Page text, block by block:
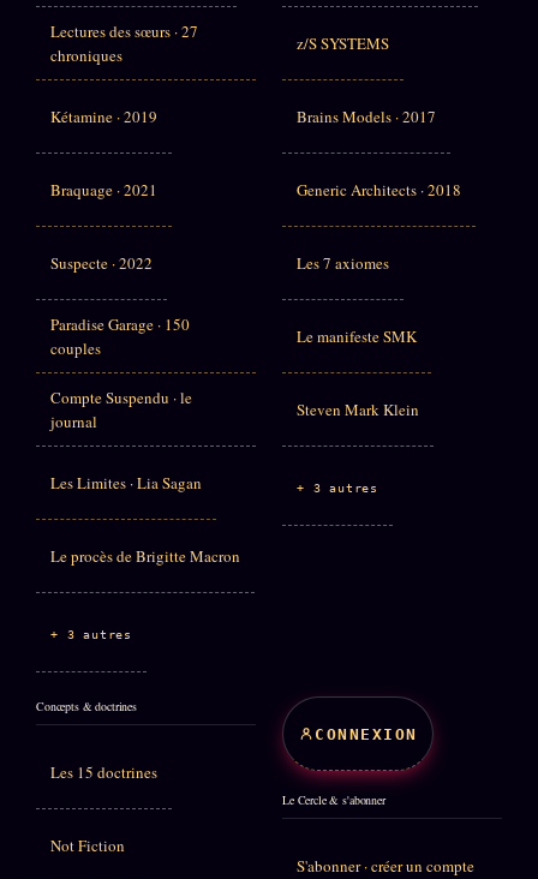
Lectures des sœurs · 27
chroniques
Kétamine · 2019
Braquage · 2021
Suspecte · 2022
Paradise Garage · 150
couples
Compte Suspendu · le
journal
Les Limites · Lia Sagan
Le procès de Brigitte Macron
+ 3 autres
z/S SYSTEMS
Brains Models · 2017
Generic Architects · 2018
Les 7 axiomes
Le manifeste SMK
Steven Mark Klein
+ 3 autres
Concepts & doctrines
Les 15 doctrines
Not Fiction
CONNEXION
Le Cercle & s'abonner
S'abonner · créer un compte